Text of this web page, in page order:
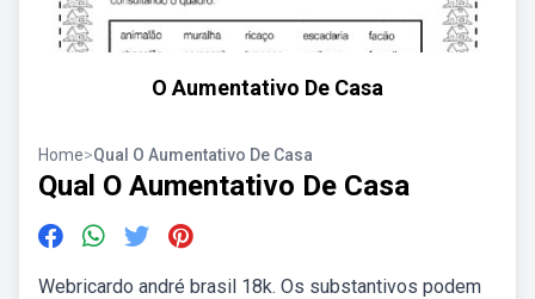
O Aumentativo De Casa
Home>Qual O Aumentativo De Casa
Qual O Aumentativo De Casa
Webricardo andré brasil 18k. Os substantivos podem